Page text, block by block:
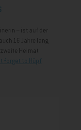
– ist auf der
16 Jahre lang
Heimat
forget to Hüpf